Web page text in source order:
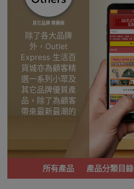
其它品牌 單邊梯
除了各大品牌
外，Outlet
Express 生活百
貨城亦為顧客精
選一系列小眾及
其它品牌優質產
品，除了為顧客
帶來最新最潮的
產品外，亦包括
功能齊備的產
品。
我們每月會固定
所有產品 產品分類目錄